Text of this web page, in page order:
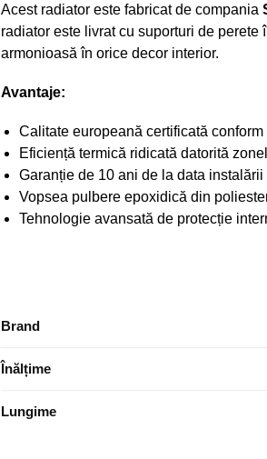
Acest radiator este fabricat de compania
radiator este livrat cu suporturi de
armonioasă în orice decor interior.
Avantaje:
Calitate europeană certificată
Eficiență termică ridicată datorită
Garanție de 10 ani de la data instalării
Vopsea pulbere epoxidică din
Tehnologie avansată de protecție
Brand
Înălțime
Lungime